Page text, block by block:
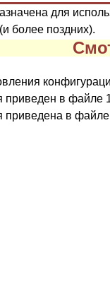
для
(и более поздних).
приведен в файле
в